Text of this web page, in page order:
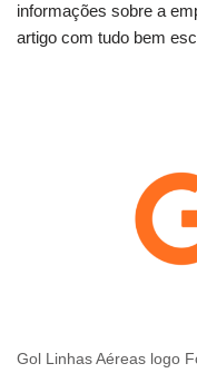
informações sobre a
artigo com tudo bem
Gol Linhas Aéreas logo